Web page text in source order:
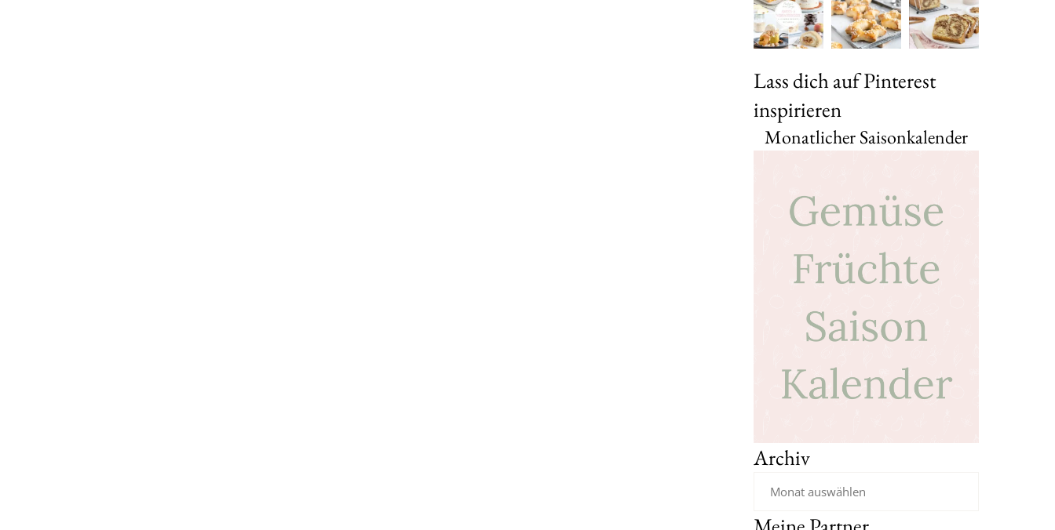
Lass dich auf Pinterest
inspirieren
Monatlicher Saisonkalender
Archiv